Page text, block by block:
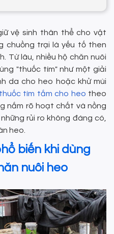
vệ sinh thân thể cho vật
chuồng trại là yếu tố then
Từ lâu, nhiều hộ chăn nuôi
"thuốc tím" như một giải
da cho heo hoặc khử mùi
thuốc tím tắm cho heo theo
nắm rõ hoạt chất và nồng
rủi ro không đáng có,
heo.
biến khi dùng
nuôi heo